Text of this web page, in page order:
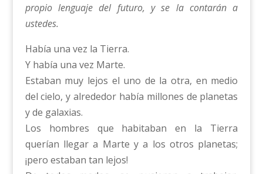
propio lenguaje del futuro, y se la contarán a
ustedes.
Había una vez la Tierra.
Y había una vez Marte.
Estaban muy lejos el uno de la otra, en medio
del cielo, y alrededor había millones de planetas
y de galaxias.
Los hombres que habitaban en la Tierra
querían llegar a Marte y a los otros planetas;
¡pero estaban tan lejos!